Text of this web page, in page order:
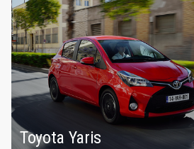
Toyota Yaris